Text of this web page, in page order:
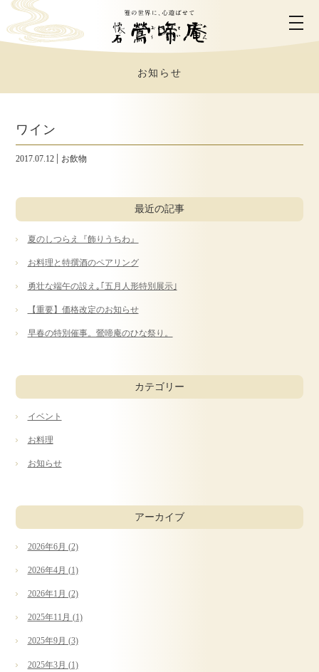
ホーム
お部屋のご案内
ご利用シーン
営業時間・アクセス
採用情報 企業情報 サイトマップ
お知らせ
ワイン
2017.07.12 お飲物
最近の記事
夏のしつらえ『飾りうちわ』
お料理と特撰酒のペアリング
勇壮な端午の設え｡｢五月人形特別展示｣
【重要】価格改定のお知らせ
早春の特別催事。鶯啼庵のひな祭り。
カテゴリー
イベント
お料理
お知らせ
アーカイブ
2026年6月 (2)
2026年4月 (1)
2026年1月 (2)
2025年11月 (1)
2025年9月 (3)
2025年3月 (1)